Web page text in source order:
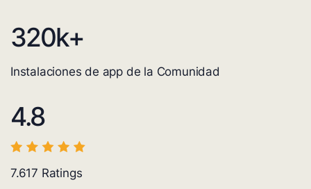
320k+
Instalaciones de app de la Comunidad
4.8
7.617 Ratings